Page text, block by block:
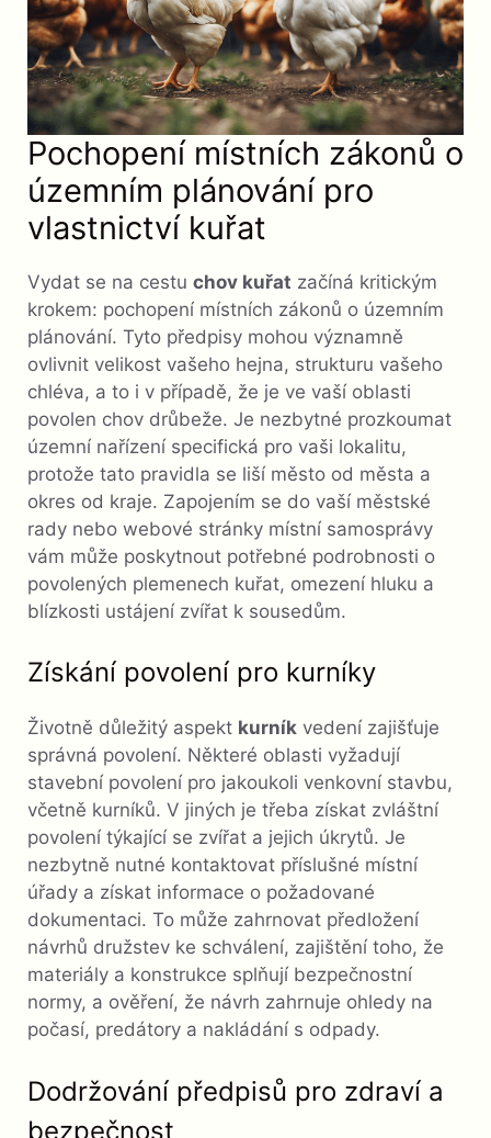
Pochopení místních zákonů o
územním plánování pro
vlastnictví kuřat
Vydat se na cestu chov kuřat začíná kritickým
krokem: pochopení místních zákonů o územním
plánování. Tyto předpisy mohou významně
ovlivnit velikost vašeho hejna, strukturu vašeho
chléva, a to i v případě, že je ve vaší oblasti
povolen chov drůbeže. Je nezbytné prozkoumat
územní nařízení specifická pro vaši lokalitu,
protože tato pravidla se liší město od města a
okres od kraje. Zapojením se do vaší městské
rady nebo webové stránky místní samosprávy
vám může poskytnout potřebné podrobnosti o
povolených plemenech kuřat, omezení hluku a
blízkosti ustájení zvířat k sousedům.
Získání povolení pro kurníky
Životně důležitý aspekt kurník vedení zajišťuje
správná povolení. Některé oblasti vyžadují
stavební povolení pro jakoukoli venkovní stavbu,
včetně kurníků. V jiných je třeba získat zvláštní
povolení týkající se zvířat a jejich úkrytů. Je
nezbytně nutné kontaktovat příslušné místní
úřady a získat informace o požadované
dokumentaci. To může zahrnovat předložení
návrhů družstev ke schválení, zajištění toho, že
materiály a konstrukce splňují bezpečnostní
normy, a ověření, že návrh zahrnuje ohledy na
počasí, predátory a nakládání s odpady.
Dodržování předpisů pro zdraví a
bezpečnost